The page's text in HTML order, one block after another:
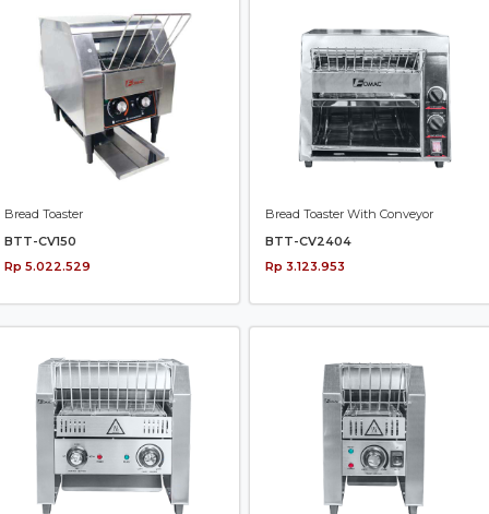
Bread Toaster
BTT-CV150
Rp 5.022.529
Bread Toaster With Conveyor
BTT-CV2404
Rp 3.123.953